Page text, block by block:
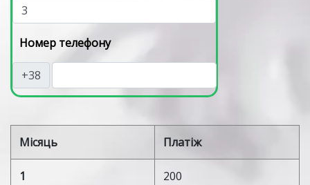
Номер телефону
+38
Місяць Платіж
1 200